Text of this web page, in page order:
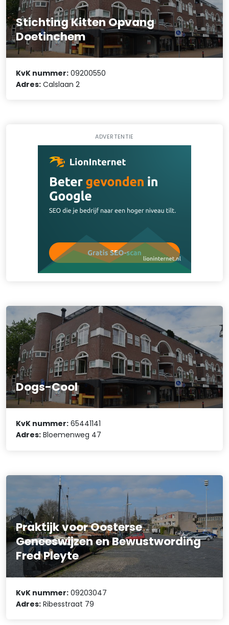
Stichting Kitten Opvang
Doetinchem
KvK nummer: 09200550
Adres: Calslaan 2
ADVERTENTIE
Dogs-Cool
KvK nummer: 65441141
Adres: Bloemenweg 47
Praktijk voor Oosterse
Geneeswijzen en Bewustwording
Fred Pleyte
KvK nummer: 09203047
Adres: Ribesstraat 79